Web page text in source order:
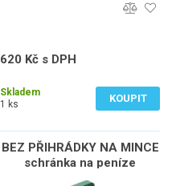
620 Kč s DPH
Skladem
1 ks
KOUPIT
BEZ PŘIHRÁDKY NA MINCE
schránka na peníze
přenosná, 125×95×55mm